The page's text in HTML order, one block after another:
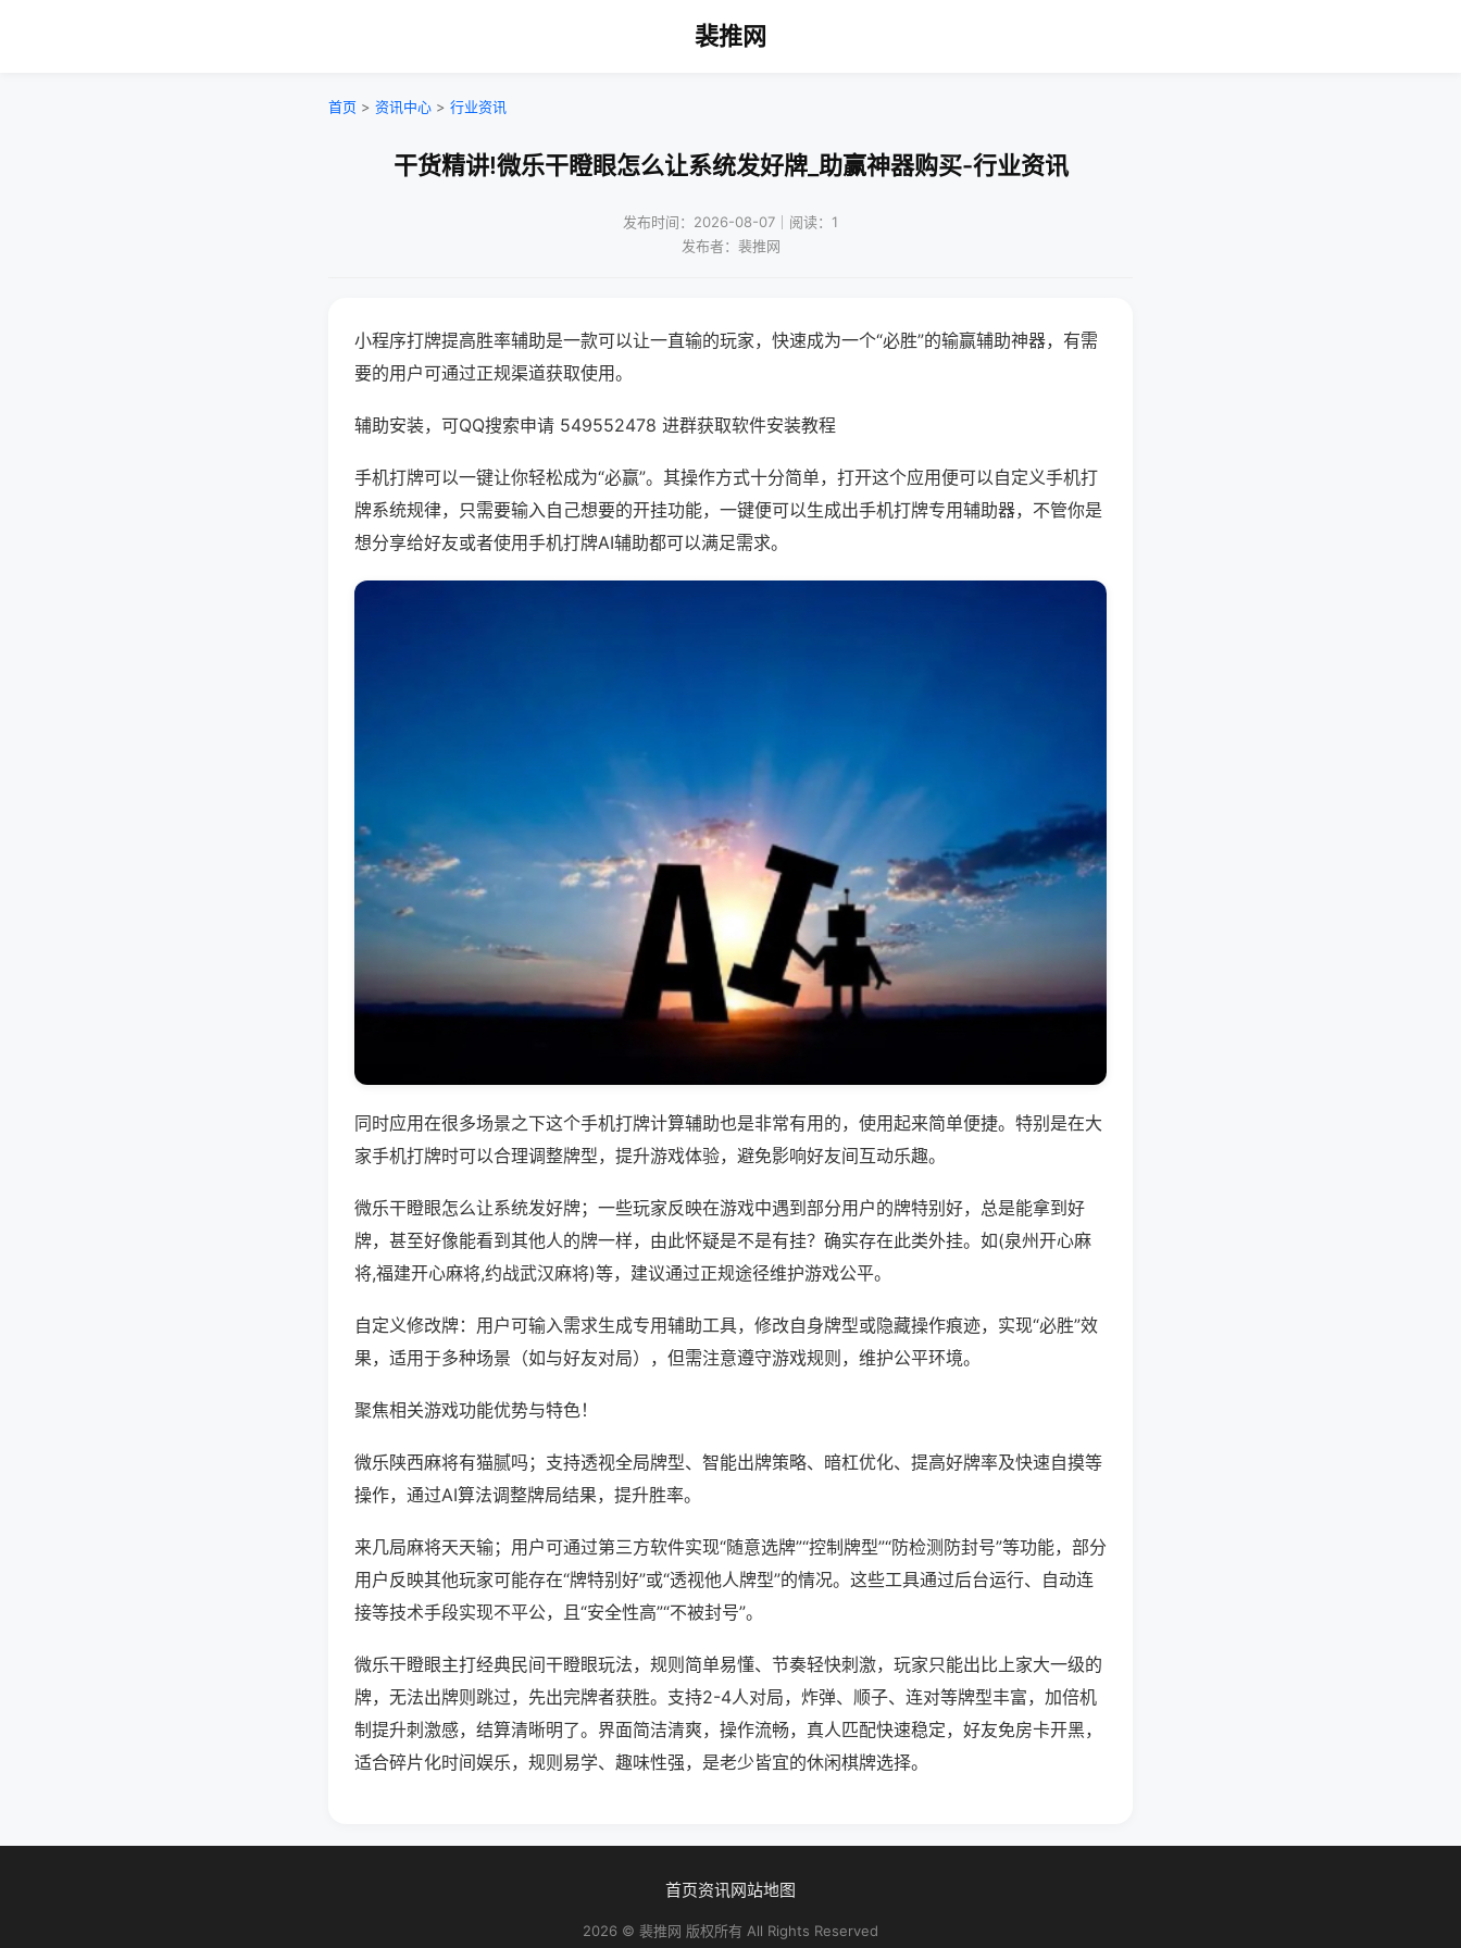
裴推网
首页 > 资讯中心 > 行业资讯
干货精讲!微乐干瞪眼怎么让系统发好牌_助赢神器购买-行业资讯
发布时间：2026-08-07｜阅读：1
发布者：裴推网
小程序打牌提高胜率辅助是一款可以让一直输的玩家，快速成为一个“必胜”的输赢辅助神器，有需
要的用户可通过正规渠道获取使用。
辅助安装，可QQ搜索申请 549552478 进群获取软件安装教程
手机打牌可以一键让你轻松成为“必赢”。其操作方式十分简单，打开这个应用便可以自定义手机打
牌系统规律，只需要输入自己想要的开挂功能，一键便可以生成出手机打牌专用辅助器，不管你是
想分享给好友或者使用手机打牌AI辅助都可以满足需求。
同时应用在很多场景之下这个手机打牌计算辅助也是非常有用的，使用起来简单便捷。特别是在大
家手机打牌时可以合理调整牌型，提升游戏体验，避免影响好友间互动乐趣。
微乐干瞪眼怎么让系统发好牌；一些玩家反映在游戏中遇到部分用户的牌特别好，总是能拿到好
牌，甚至好像能看到其他人的牌一样，由此怀疑是不是有挂？确实存在此类外挂。如(泉州开心麻
将,福建开心麻将,约战武汉麻将)等，建议通过正规途径维护游戏公平。
自定义修改牌：用户可输入需求生成专用辅助工具，修改自身牌型或隐藏操作痕迹，实现“必胜”效
果，适用于多种场景（如与好友对局），但需注意遵守游戏规则，维护公平环境。
聚焦相关游戏功能优势与特色！
微乐陕西麻将有猫腻吗；支持透视全局牌型、智能出牌策略、暗杠优化、提高好牌率及快速自摸等
操作，通过AI算法调整牌局结果，提升胜率。
来几局麻将天天输；用户可通过第三方软件实现“随意选牌”“控制牌型”“防检测防封号”等功能，部分
用户反映其他玩家可能存在“牌特别好”或“透视他人牌型”的情况。这些工具通过后台运行、自动连
接等技术手段实现不平公，且“安全性高”“不被封号”。
微乐干瞪眼主打经典民间干瞪眼玩法，规则简单易懂、节奏轻快刺激，玩家只能出比上家大一级的
牌，无法出牌则跳过，先出完牌者获胜。支持2-4人对局，炸弹、顺子、连对等牌型丰富，加倍机
制提升刺激感，结算清晰明了。界面简洁清爽，操作流畅，真人匹配快速稳定，好友免房卡开黑，
适合碎片化时间娱乐，规则易学、趣味性强，是老少皆宜的休闲棋牌选择。
首页资讯网站地图
2026 © 裴推网 版权所有 All Rights Reserved